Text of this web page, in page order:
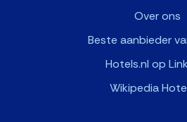
Over ons
Beste aanbieder
Hotels.nl op
Wikipedia